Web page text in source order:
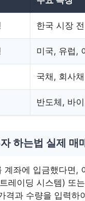
한국 시장
미국, 유럽,
국채, 회사
반도체, 바
하는법 실제 매
계좌에 입금했다면,
레이딩 시스템) 또
격과 수량을 입력하